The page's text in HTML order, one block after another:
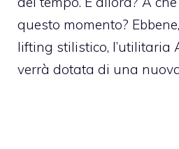
questo momento?
lifting stilistico, l’utilitaria
verrà dotata di una